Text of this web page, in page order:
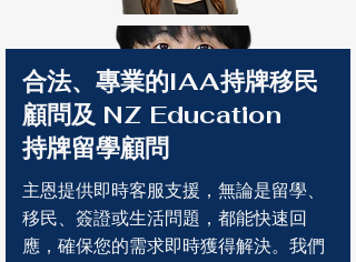
合法、專業的IAA持牌移民
顧問及 NZ Education
持牌留學顧問
主恩提供即時客服支援，無論是留學、
移民、簽證或生活問題，都能快速回
應，確保您的需求即時獲得解決。我們